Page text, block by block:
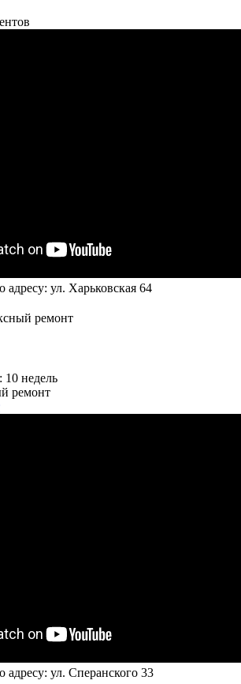
ул. Харьковская 64
ремонт
недель
ремонт
адресу: ул. Сперанского 33